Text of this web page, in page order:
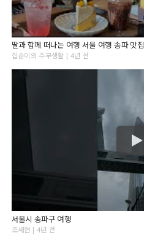
딸과 함께 떠나는 여행 서울 여행 송파 맛집
집순이의 주부생활 | 4년 전
서울시 송파구 여행
조세현 | 4년 전